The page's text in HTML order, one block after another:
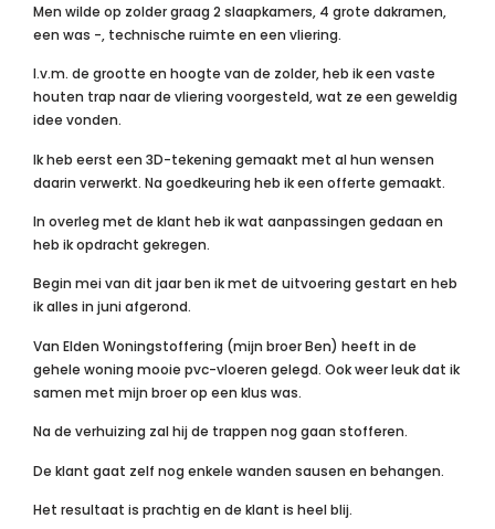
Men wilde op zolder graag 2 slaapkamers, 4 grote dakramen,
een was -, technische ruimte en een vliering.
I.v.m. de grootte en hoogte van de zolder, heb ik een vaste
houten trap naar de vliering voorgesteld, wat ze een geweldig
idee vonden.
Ik heb eerst een 3D-tekening gemaakt met al hun wensen
daarin verwerkt. Na goedkeuring heb ik een offerte gemaakt.
In overleg met de klant heb ik wat aanpassingen gedaan en
heb ik opdracht gekregen.
Begin mei van dit jaar ben ik met de uitvoering gestart en heb
ik alles in juni afgerond.
Van Elden Woningstoffering (mijn broer Ben) heeft in de
gehele woning mooie pvc-vloeren gelegd. Ook weer leuk dat ik
samen met mijn broer op een klus was.
Na de verhuizing zal hij de trappen nog gaan stofferen.
De klant gaat zelf nog enkele wanden sausen en behangen.
Het resultaat is prachtig en de klant is heel blij.